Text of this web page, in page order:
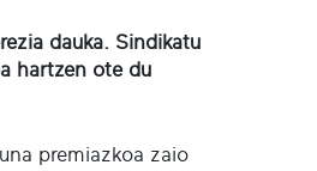
dauka. Sindikatu
hartzen ote du
premiazkoa zaio